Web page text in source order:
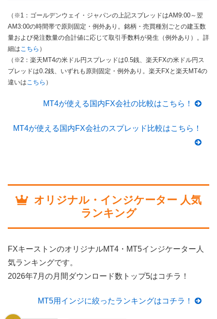
（※1：ゴールデンウェイ・ジャパンの上記スプレッドはAM9:00～翌
AM3:00の時間帯で原則固定・例外あり。銘柄・売買種別ごとの建玉数
量および発注数量の合計値に応じて取引手数料が発生（例外あり）。詳
細はこちら ）
（※2：楽天MT4の米ドル円スプレッドは0.5銭、楽天FXの米ドル円ス
プレッドは0.2銭、いずれも原則固定・例外あり。楽天FXと楽天MT4の
違いはこちら ）
MT4が使える国内FX会社の比較はこちら！
MT4が使える国内FX会社のスプレッド比較はこちら！
オリジナル・インジケーター 人気
ランキング
FXキーストンのオリジナルMT4・MT5インジケーター人
気ランキングです。
2026年7月の月間ダウンロード数トップ5はコチラ！
MT5用インジに絞ったランキングはコチラ！